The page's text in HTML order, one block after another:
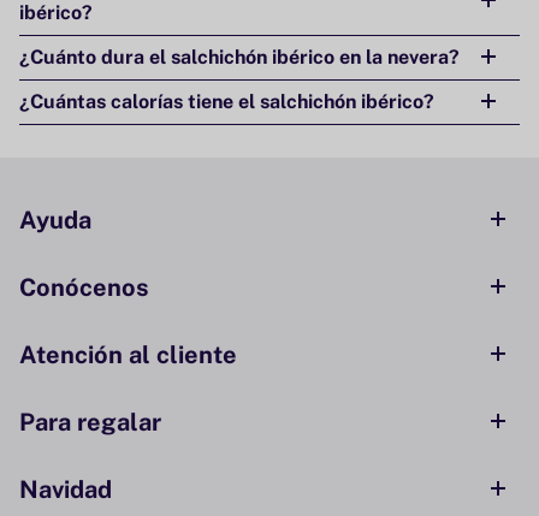
ibérico?
¿Cuánto dura el salchichón ibérico en la nevera?
¿Cuántas calorías tiene el salchichón ibérico?
Ayuda
Conócenos
Atención al cliente
Para regalar
Navidad